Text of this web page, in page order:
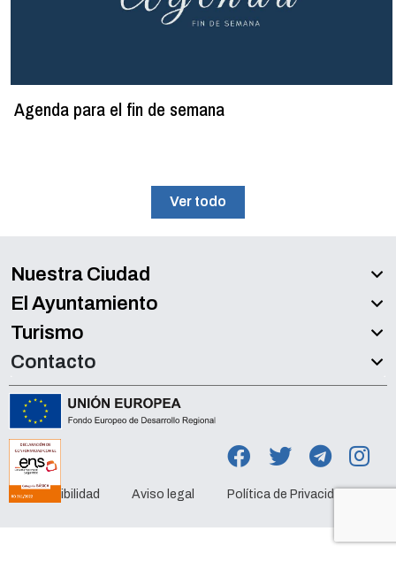
Agenda para el fin de semana
Ver todo
Nuestra Ciudad
El Ayuntamiento
Turismo
Contacto
Accesibilidad Aviso legal Política de Privacidad